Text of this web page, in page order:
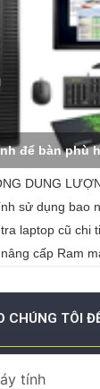
để bàn phù
DUNG
sử dụng bao
laptop cũ chi
cấp Ram
CHÚNG TÔI
-
tính